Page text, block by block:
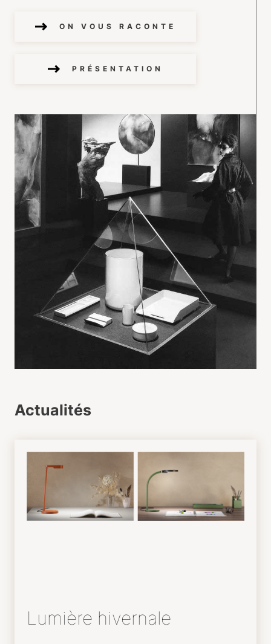
ON VOUS RACONTE
PRÉSENTATION
Actualités
Lumière hivernale